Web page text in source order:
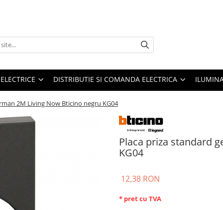
DISTRIBUTIE SI COMANDA ELECTRICA
2M Living Now Bticino negru KG04
Placa priza standard
KG04
12,38 RON
* pret cu TVA